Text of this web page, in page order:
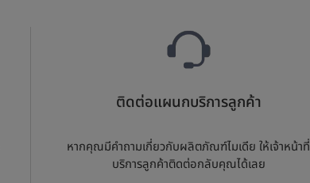
ติดต่อแผนกบริการลูกค้า
หากคุณมีคำถามเกี่ยวกับผลิตภัณฑ์ไมเดีย ให้เจ้าหน้าที่
บริการลูกค้าติดต่อกลับคุณได้เลย